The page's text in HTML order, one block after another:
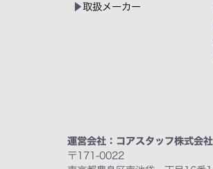
取扱メーカー
運営会社：コアスタッフ株式会社
〒171-0022